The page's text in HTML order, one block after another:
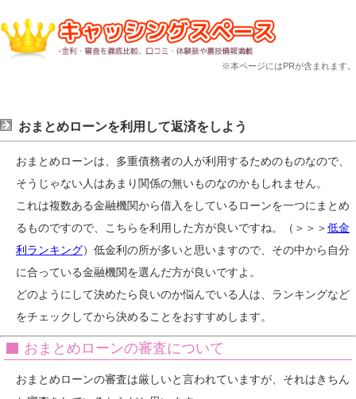
※本ページにはPRが含まれます。
おまとめローンを利用して返済をしよう
おまとめローンは、多重債務者の人が利用するためのものなので、
そうじゃない人はあまり関係の無いものなのかもしれません。
これは複数ある金融機関から借入をしているローンを一つにまとめ
るものですので、こちらを利用した方が良いですね。（＞＞＞低金
利ランキング）低金利の所が多いと思いますので、その中から自分
に合っている金融機関を選んだ方が良いですよ。
どのようにして決めたら良いのか悩んでいる人は、ランキングなど
をチェックしてから決めることをおすすめします。
おまとめローンの審査について
おまとめローンの審査は厳しいと言われていますが、それはきちん